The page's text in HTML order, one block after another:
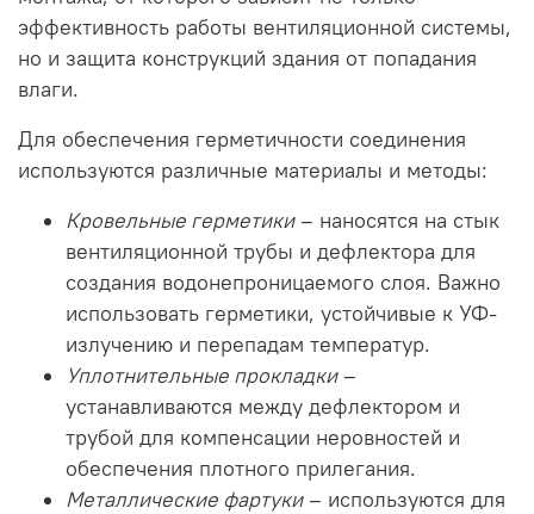
эффективность работы вентиляционной системы,
но и защита конструкций здания от попадания
влаги.
Для обеспечения герметичности соединения
используются различные материалы и методы:
Кровельные герметики– наносятся на стык
вентиляционной трубы и дефлектора для
создания водонепроницаемого слоя. Важно
использовать герметики, устойчивые к УФ-
излучению и перепадам температур.
Уплотнительные прокладки–
устанавливаются между дефлектором и
трубой для компенсации неровностей и
обеспечения плотного прилегания.
Металлические фартуки– используются для